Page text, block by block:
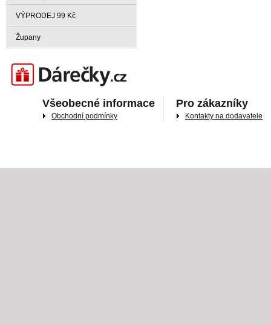
VÝPRODEJ 99 Kč
Župany
Darečky.cz
Všeobecné informace
Obchodní podmínky
Pro zákazníky
Kontakty na dodavatele